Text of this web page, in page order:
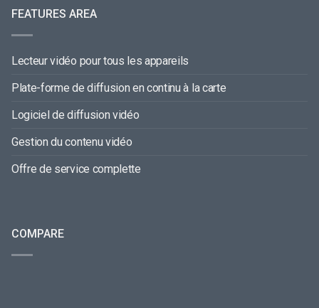
FEATURES AREA
Lecteur vidéo pour tous les appareils
Plate-forme de diffusion en continu à la carte
Logiciel de diffusion vidéo
Gestion du contenu vidéo
Offre de service complette
COMPARE